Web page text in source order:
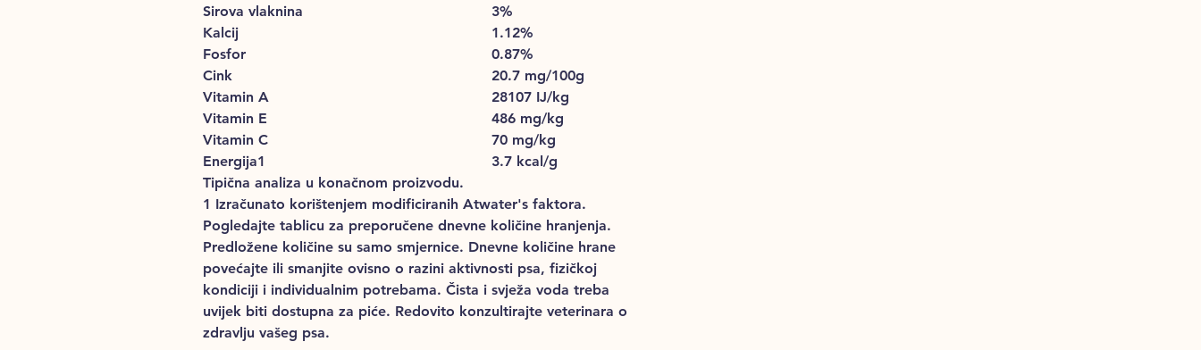
Sirova vlaknina
3%
Kalcij
1.12%
Fosfor
0.87%
Cink
20.7 mg/100g
Vitamin A
28107 IJ/kg
Vitamin E
486 mg/kg
Vitamin C
70 mg/kg
Energija1
3.7 kcal/g
Tipična analiza u konačnom proizvodu.
1 Izračunato korištenjem modificiranih Atwater's faktora.
Pogledajte tablicu za preporučene dnevne količine hranjenja.
Predložene količine su samo smjernice. Dnevne količine hrane
povećajte ili smanjite ovisno o razini aktivnosti psa, fizičkoj
kondiciji i individualnim potrebama. Čista i svježa voda treba
uvijek biti dostupna za piće. Redovito konzultirajte veterinara o
zdravlju vašeg psa.